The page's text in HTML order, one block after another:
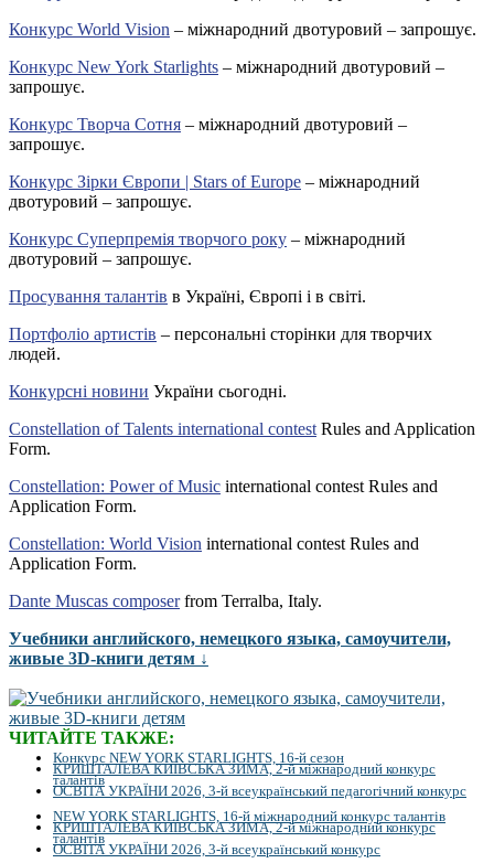
Конкурс World Vision – міжнародний двотуровий – запрошує.
Конкурс New York Starlights – міжнародний двотуровий –
запрошує.
Конкурс Творча Сотня – міжнародний двотуровий –
запрошує.
Конкурс Зірки Європи | Stars of Europe – міжнародний
двотуровий – запрошує.
Конкурс Суперпремія творчого року – міжнародний
двотуровий – запрошує.
Просування талантів в Україні, Європі і в світі.
Портфоліо артистів – персональні сторінки для творчих
людей.
Конкурсні новини України сьогодні.
Constellation of Talents international contest Rules and Application
Form.
Constellation: Power of Music international contest Rules and
Application Form.
Constellation: World Vision international contest Rules and
Application Form.
Dante Muscas composerfrom Terralba, Italy.
Учебники английского, немецкого языка, самоучители,
живые 3D-книги детям ↓
ЧИТАЙТЕ ТАКЖЕ:
Конкурс NEW YORK STARLIGHTS, 16-й сезон
КРИШТАЛЕВА КИЇВСЬКА ЗИМА, 2-й міжнародний конкурс
талантів
ОСВІТА УКРАЇНИ 2026, 3-й всеукраїнський педагогічний конкурс
NEW YORK STARLIGHTS, 16-й міжнародний конкурс талантів
КРИШТАЛЕВА КИЇВСЬКА ЗИМА, 2-й міжнародний конкурс
талантів
ОСВІТА УКРАЇНИ 2026, 3-й всеукраїнський конкурс